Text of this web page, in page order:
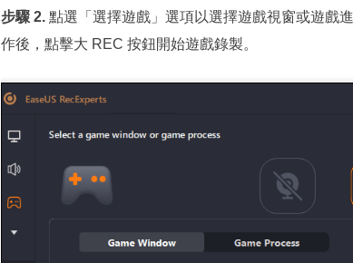
步驟 2. 點選「選擇遊戲」選項以選擇遊戲視窗或遊戲
作後，點擊大 REC 按鈕開始遊戲錄製。